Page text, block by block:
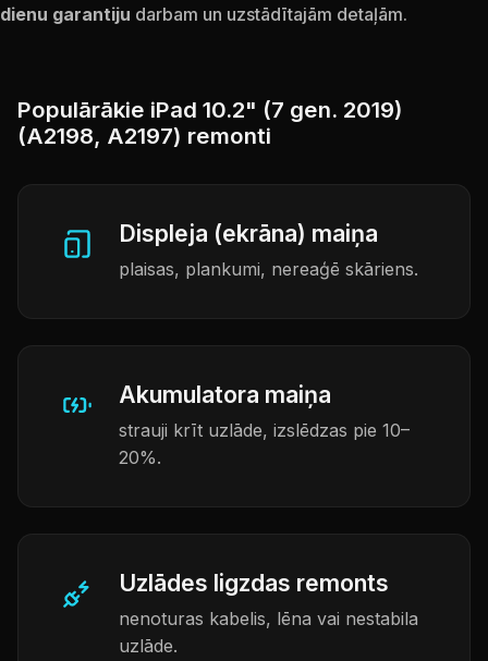
dienu garantiju darbam un uzstādītajām detaļām.
Populārākie iPad 10.2" (7 gen. 2019)
(A2198, A2197) remonti
Displeja (ekrāna) maiņa
plaisas, plankumi, nereaģē skāriens.
Akumulatora maiņa
strauji krīt uzlāde, izslēdzas pie 10–
20%.
Uzlādes ligzdas remonts
nenoturas kabelis, lēna vai nestabila
uzlāde.